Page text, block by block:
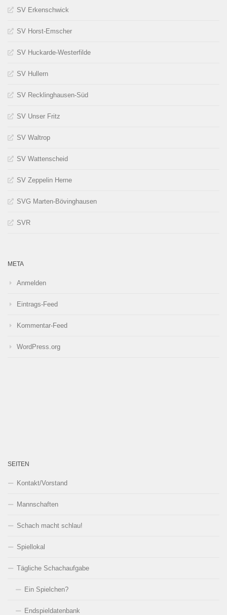
SV Erkenschwick
SV Horst-Emscher
SV Huckarde-Westerfilde
SV Hullern
SV Recklinghausen-Süd
SV Unser Fritz
SV Waltrop
SV Wattenscheid
SV Zeppelin Herne
SVG Marten-Bövinghausen
SVR
META
Anmelden
Eintrags-Feed
Kommentar-Feed
WordPress.org
SEITEN
Kontakt/Vorstand
Mannschaften
Schach macht schlau!
Spiellokal
Tägliche Schachaufgabe
Ein Spielchen?
Endspieldatenbank